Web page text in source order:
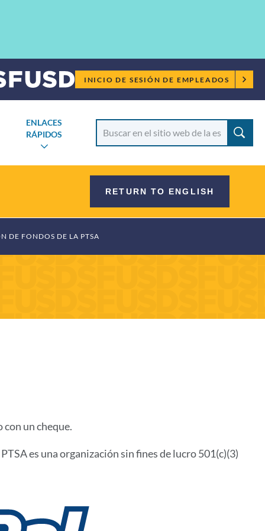
Menú
para
empleados
INICIO DE SESIÓN DE EMPLEADOS
ENLACES
RÁPIDOS
ALTERNAR
escuela
RETURN TO ENGLISH
DE FONDOS DE LA PTSA
un cheque.
es una organización sin fines de lucro 501(c)(3)